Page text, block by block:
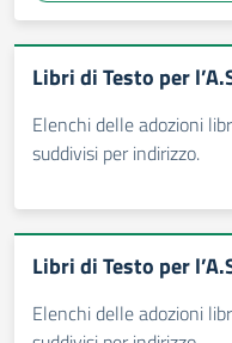
Libri di Testo per
Elenchi delle adozioni
suddivisi per indirizzo.
Libri di Testo per
Elenchi delle adozioni